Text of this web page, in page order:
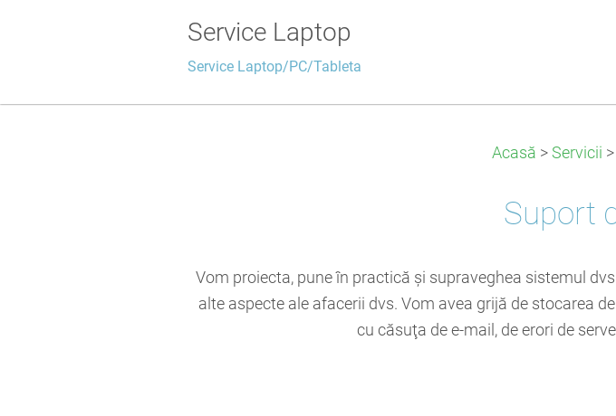
Service Laptop
Service Laptop/PC/Tableta
Acasă > Servicii >
Suport
Vom proiecta, pune în practică şi supraveghea sistemul
alte aspecte ale afacerii dvs. Vom avea grijă de stocarea
cu căsuţa de e-mail, de erori de